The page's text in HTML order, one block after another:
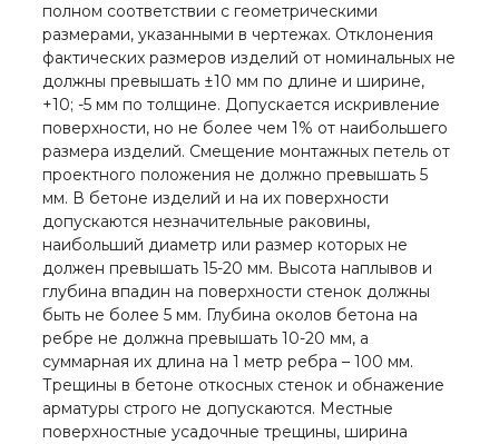
полном соответствии с геометрическими
размерами, указанными в чертежах. Отклонения
фактических размеров изделий от номинальных не
должны превышать ±10 мм по длине и ширине,
+10; -5 мм по толщине. Допускается искривление
поверхности, но не более чем 1% от наибольшего
размера изделий. Смещение монтажных петель от
проектного положения не должно превышать 5
мм. В бетоне изделий и на их поверхности
допускаются незначительные раковины,
наибольший диаметр или размер которых не
должен превышать 15-20 мм. Высота наплывов и
глубина впадин на поверхности стенок должны
быть не более 5 мм. Глубина околов бетона на
ребре не должна превышать 10-20 мм, а
суммарная их длина на 1 метр ребра – 100 мм.
Трещины в бетоне откосных стенок и обнажение
арматуры строго не допускаются. Местные
поверхностные усадочные трещины, ширина